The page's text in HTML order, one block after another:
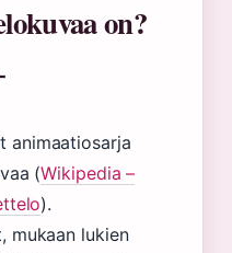
on?
animaatiosarja
(Wikipedia –
).
mukaan lukien